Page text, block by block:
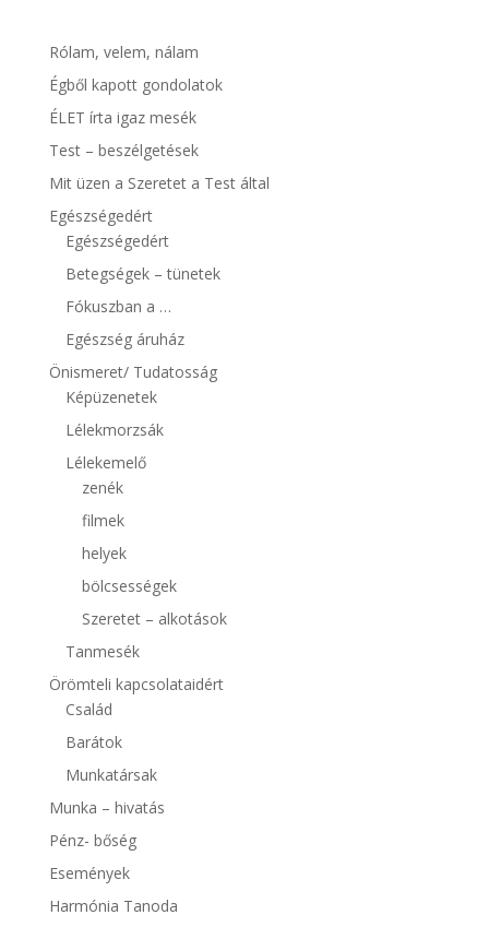
Rólam, velem, nálam
Égből kapott gondolatok
ÉLET írta igaz mesék
Test – beszélgetések
Mit üzen a Szeretet a Test által
Egészségedért
Egészségedért
Betegségek – tünetek
Fókuszban a …
Egészség áruház
Önismeret/ Tudatosság
Képüzenetek
Lélekmorzsák
Lélekemelő
zenék
filmek
helyek
bölcsességek
Szeretet – alkotások
Tanmesék
Örömteli kapcsolataidért
Család
Barátok
Munkatársak
Munka – hivatás
Pénz- bőség
Események
Harmónia Tanoda